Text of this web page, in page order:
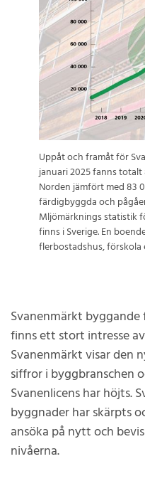
Uppåt och framåt för
januari 2025 fanns
Norden jämfört med 83
färdigbyggda och
Mljömärknings statistik
finns i Sverige. En
flerbostadshus, förskola
Svanenmärkt
finns ett stort intresse
Svanenmärkt visar den
siffror i byggbranschen
Svanenlicens har höjts.
byggnader har skärpts
ansöka på nytt och
nivåerna.